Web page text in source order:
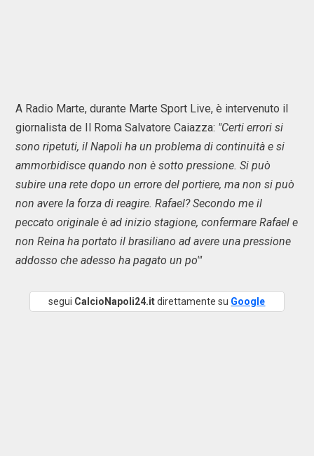
A Radio Marte, durante Marte Sport Live, è intervenuto il
giornalista de Il Roma Salvatore Caiazza: "Certi errori si
sono ripetuti, il Napoli ha un problema di continuità e si
ammorbidisce quando non è sotto pressione. Si può
subire una rete dopo un errore del portiere, ma non si può
non avere la forza di reagire. Rafael? Secondo me il
peccato originale è ad inizio stagione, confermare Rafael e
non Reina ha portato il brasiliano ad avere una pressione
addosso che adesso ha pagato un po'"
segui CalcioNapoli24.itdirettamente su Google